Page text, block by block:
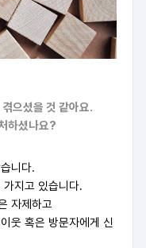
으셨을 것 같아요.
하셨나요?
니다.
지고 있습니다.
자제하고
웃 혹은 방문자에게 신